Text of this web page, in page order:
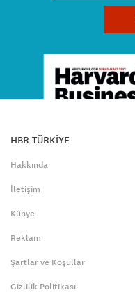
HBR TÜRKİYE
Hakkında
İletişim
Künye
Reklam
Şartlar ve Koşullar
Gizlilik Politikası